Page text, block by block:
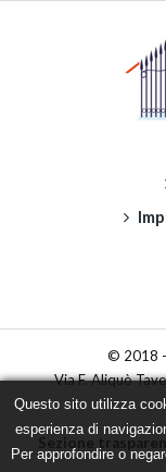
© 2018 -
Via F. Aliquò
Sezione
Questo sito utilizza
esperienza di
Per approfondire o